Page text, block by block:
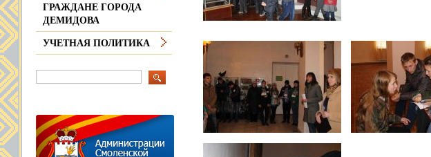
ГРАЖДАНЕ ГОРОДА
ДЕМИДОВА
УЧЕТНАЯ ПОЛИТИКА